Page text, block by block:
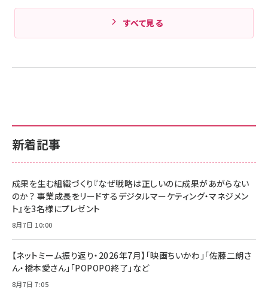
新着記事
成果を生む組織づくり『なぜ戦略は正しいのに成果があがらない
のか？ 事業成長をリードするデジタルマーケティング・マネジメン
ト』を3名様にプレゼント
8月7日 10:00
【ネットミーム振り返り・2026年7月】「映画ちいかわ」「佐藤二朗さ
ん・橋本愛さん」「POPOPO終了」など
8月7日 7:05
すべて見る